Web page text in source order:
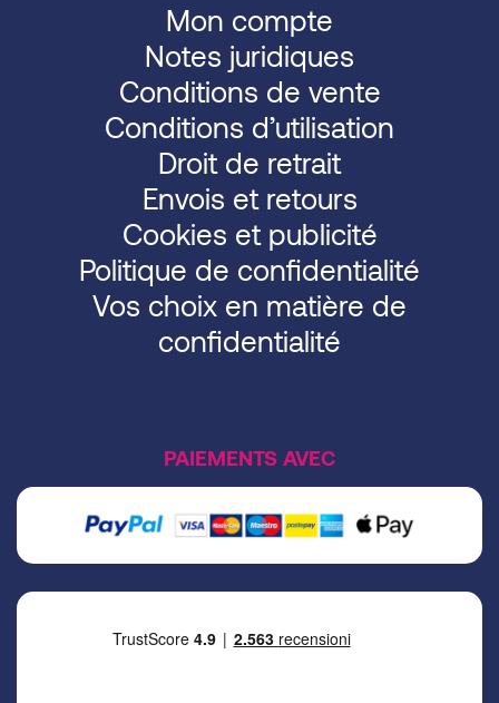
Mon compte
Notes juridiques
Conditions de vente
Conditions d’utilisation
Droit de retrait
Envois et retours
Cookies et publicité
Politique de confidentialité
Vos choix en matière de
confidentialité
PAIEMENTS AVEC